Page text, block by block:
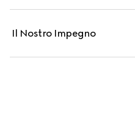
Il Nostro Impegno